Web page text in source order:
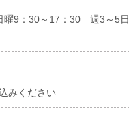
曜9：30～17：30 週3～5日
みください